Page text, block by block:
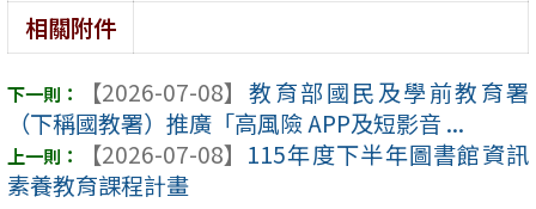
相關附件
【2026-07-08】 教育部國民及學前教育署
（下稱國教署）推廣「高風險 APP及短影音 ...
【2026-07-08】 115年度下半年圖書館資訊
素養教育課程計畫